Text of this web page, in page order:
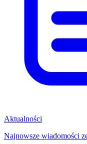
Aktualności
Najnowsze wiadomości